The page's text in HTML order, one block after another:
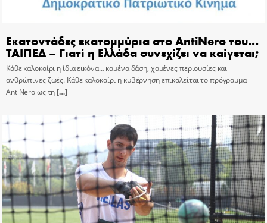
Εκατοντάδες εκατομμύρια στο AntiNero του…
ΤΑΙΠΕΔ – Γιατί η Ελλάδα συνεχίζει να καίγεται;
Κάθε καλοκαίρι η ίδια εικόνα… καμένα δάση, χαμένες περιουσίες και
ανθρώπινες ζωές. Κάθε καλοκαίρι η κυβέρνηση επικαλείται το πρόγραμμα
AntiNero ως τη[…]